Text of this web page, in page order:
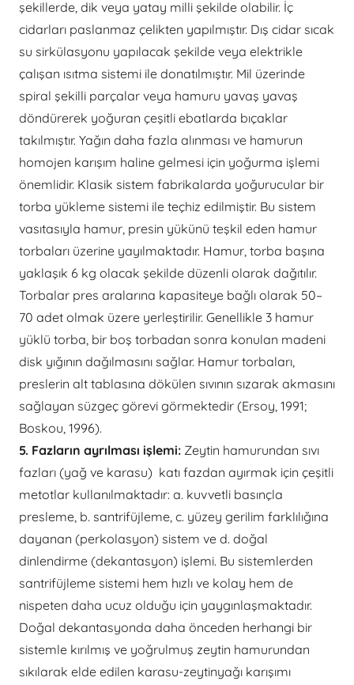
şekillerde, dik veya yatay milli şekilde olabilir. İç
cidarları paslanmaz çelikten yapılmıştır. Dış cidar sıcak
su sirkülasyonu yapılacak şekilde veya elektrikle
çalışan ısıtma sistemi ile donatılmıştır. Mil üzerinde
spiral şekilli parçalar veya hamuru yavaş yavaş
döndürerek yoğuran çeşitli ebatlarda bıçaklar
takılmıştır. Yağın daha fazla alınması ve hamurun
homojen karışım haline gelmesi için yoğurma işlemi
önemlidir. Klasik sistem fabrikalarda yoğurucular bir
torba yükleme sistemi ile teçhiz edilmiştir. Bu sistem
vasıtasıyla hamur, presin yükünü teşkil eden hamur
torbaları üzerine yayılmaktadır. Hamur, torba başına
yaklaşık 6 kg olacak şekilde düzenli olarak dağıtılır.
Torbalar pres aralarına kapasiteye bağlı olarak 50–
70 adet olmak üzere yerleştirilir. Genellikle 3 hamur
yüklü torba, bir boş torbadan sonra konulan madeni
disk yığının dağılmasını sağlar. Hamur torbaları,
preslerin alt tablasına dökülen sıvının sızarak akmasını
sağlayan süzgeç görevi görmektedir (Ersoy, 1991;
Boskou, 1996).
5. Fazların ayrılması işlemi: Zeytin hamurundan sıvı
fazları (yağ ve karasu) katı fazdan ayırmak için çeşitli
metotlar kullanılmaktadır: a. kuvvetli basınçla
presleme, b. santrifüjleme, c. yüzey gerilim farklılığına
dayanan (perkolasyon) sistem ve d. doğal
dinlendirme (dekantasyon) işlemi. Bu sistemlerden
santrifüjleme sistemi hem hızlı ve kolay hem de
nispeten daha ucuz olduğu için yaygınlaşmaktadır.
Doğal dekantasyonda daha önceden herhangi bir
sistemle kırılmış ve yoğrulmuş zeytin hamurundan
sıkılarak elde edilen karasu-zeytinyağı karışımı